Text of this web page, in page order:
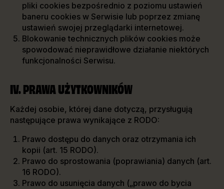
pliki cookies bezpośrednio z poziomu ustawień
baneru cookies w Serwisie lub poprzez zmianę
ustawień swojej przeglądarki internetowej.
Blokowanie technicznych plików cookies może
spowodować nieprawidłowe działanie niektórych
funkcjonalności Serwisu.
IV. PRAWA UŻYTKOWNIKÓW
Każdej osobie, której dane dotyczą, przysługują
następujące prawa wynikające z RODO:
Prawo dostępu do danych oraz otrzymania ich
kopii (art. 15 RODO).
Prawo do sprostowania (poprawiania) danych (art.
16 RODO).
Prawo do usunięcia danych („prawo do bycia